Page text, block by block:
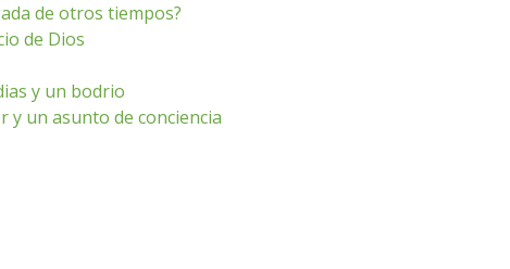
de otros tiempos?
de Dios
y un bodrio
y un asunto de conciencia